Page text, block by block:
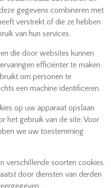
gegevens combineren met
verstrekt of die ze hebben
van hun services.
die door websites kunnen
efficiënter te maken.
om personen te
een machine identificeren.
op uw apparaat opslaan
het gebruik van de site. Voor
we uw toestemming
verschillende soorten cookies.
door diensten van derden